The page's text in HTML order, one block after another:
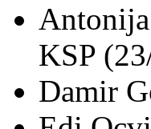
KSP
Damir